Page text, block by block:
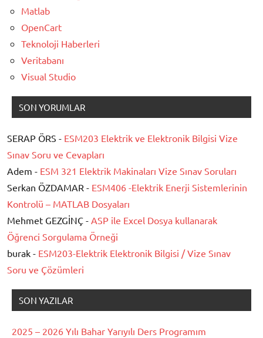
Matlab
OpenCart
Teknoloji Haberleri
Veritabanı
Visual Studio
SON YORUMLAR
SERAP ÖRS - ESM203 Elektrik ve Elektronik Bilgisi Vize
Sınav Soru ve Cevapları
Adem - ESM 321 Elektrik Makinaları Vize Sınav Soruları
Serkan ÖZDAMAR - ESM406 -Elektrik Enerji Sistemlerinin
Kontrolü – MATLAB Dosyaları
Mehmet GEZGİNÇ - ASP ile Excel Dosya kullanarak
Öğrenci Sorgulama Örneği
burak - ESM203-Elektrik Elektronik Bilgisi / Vize Sınav
Soru ve Çözümleri
SON YAZILAR
2025 – 2026 Yılı Bahar Yarıyılı Ders Programım